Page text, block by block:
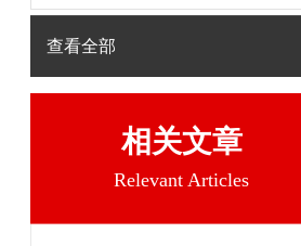
查看全部
相关文章
Relevant Articles